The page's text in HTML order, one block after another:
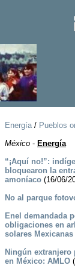
Energía/ Pueblos
México- Energía
“¡Aquí no!”:
bloquearon la
amoníaco(16/06/
No al parque
Enel demandada
obligaciones en
solares Mexicanas
Ningún
en México: AMLO